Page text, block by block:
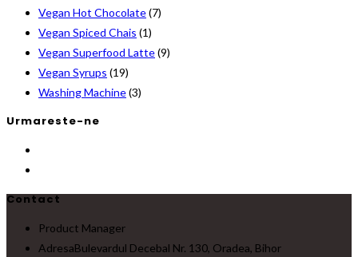
Vegan Hot Chocolate(7)
Vegan Spiced Chais (1)
Vegan Superfood Latte(9)
Vegan Syrups (19)
Washing Machine(3)
Urmareste-ne
Contact
Product Manager
AdresaBulevardul Decebal Nr. 130, Oradea, Bihor